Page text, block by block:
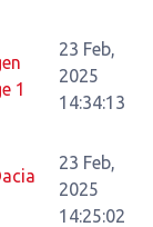
1
23 Feb,
2025
14:34:13
23 Feb,
2025
14:25:02